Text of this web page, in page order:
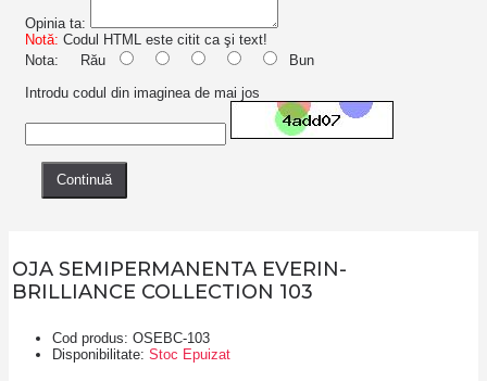
Opinia ta:
Notă: Codul HTML este citit ca şi text!
Nota: Rău
Bun
Introdu codul din imaginea de mai jos
Continuă
OJA SEMIPERMANENTA EVERIN-
BRILLIANCE COLLECTION 103
Cod produs: OSEBC-103
Disponibilitate: Stoc Epuizat